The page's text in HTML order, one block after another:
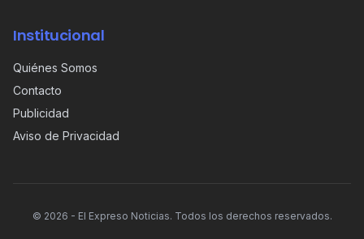
Institucional
Quiénes Somos
Contacto
Publicidad
Aviso de Privacidad
© 2026 - El Expreso Noticias. Todos los derechos reservados.